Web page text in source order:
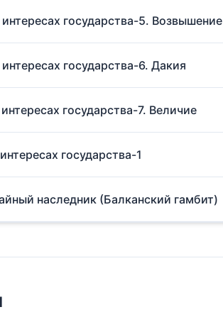
государства-5. Возвышение
государства-6. Дакия
государства-7. Величие
государства-1
наследник (Балканский гамбит)